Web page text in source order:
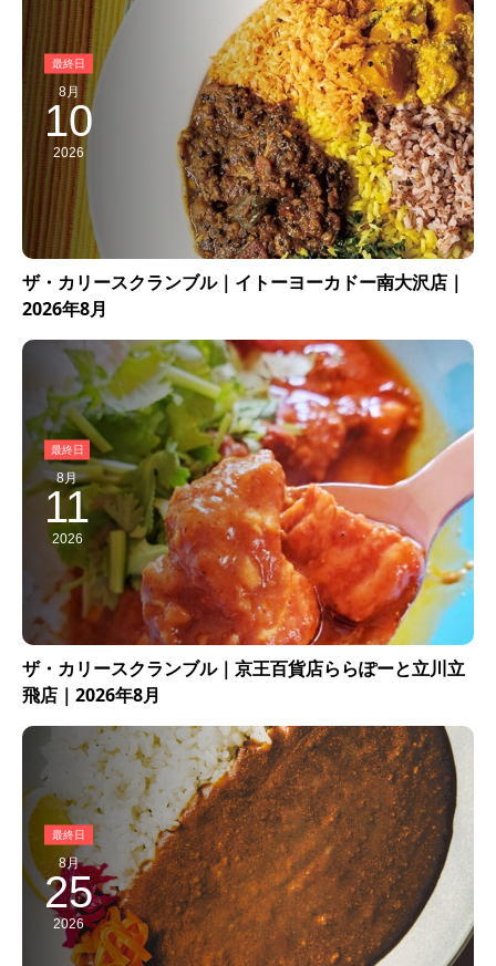
8月
10
2026
ザ・カリースクランブル｜イトーヨーカドー南大沢店｜
2026年8月
8月
11
2026
ザ・カリースクランブル｜京王百貨店ららぽーと立川立
飛店｜2026年8月
8月
25
2026